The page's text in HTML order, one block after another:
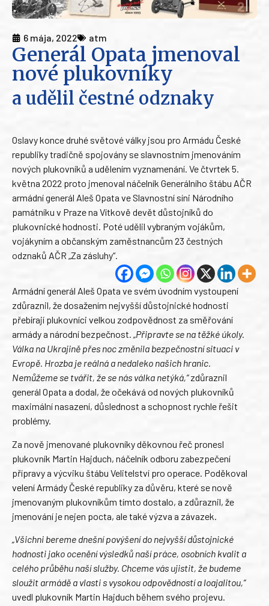
6 mája, 2022 atm
Generál Opata jmenoval
nové plukovníky
a udělil čestné odznaky
Oslavy konce druhé světové války jsou pro Armádu České
republiky tradičně spojovány se slavnostním jmenováním
nových plukovníků a udělením vyznamenání. Ve čtvrtek 5.
května 2022 proto jmenoval náčelník Generálního štábu AČR
armádní generál Aleš Opata ve Slavnostní síni Národního
památníku v Praze na Vítkově devět důstojníků do
plukovnické hodnosti. Poté udělil vybraným vojákům,
vojákyním a občanským zaměstnancům 23 čestných
odznaků AČR „Za zásluhy“.
Armádní generál Aleš Opata ve svém úvodním vystoupení
zdůraznil, že dosažením nejvyšší důstojnické hodnosti
přebírají plukovníci velkou zodpovědnost za směřování
armády a národní bezpečnost. „Připravte se na těžké úkoly.
Válka na Ukrajině přes noc změnila bezpečnostní situaci v
Evropě. Hrozba je reálná a nedaleko našich hranic.
Nemůžeme se tvářit, že se nás válka netýká,“zdůraznil
generál Opata a dodal, že očekává od nových plukovníků
maximální nasazení, důslednost a schopnost rychle řešit
problémy.
Za nově jmenované plukovníky děkovnou řeč pronesl
plukovník Martin Hajduch, náčelník odboru zabezpečení
přípravy a výcviku štábu Velitelství pro operace. Poděkoval
velení Armády České republiky za důvěru, které se nově
jmenovaným plukovníkům tímto dostalo, a zdůraznil, že
jmenování je nejen pocta, ale také výzva a závazek.
„Všichni bereme dnešní povýšení do nejvyšší důstojnické
hodnosti jako ocenění výsledků naší práce, osobních kvalit a
celého průběhu naší služby. Chceme vás ujistit, že budeme
sloužit armádě a vlasti s vysokou odpovědností a loajalitou,“
uvedl plukovník Martin Hajduch během svého projevu.